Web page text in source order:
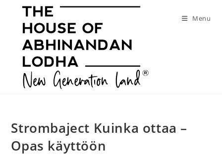
Menu
Strombaject Kuinka ottaa –
Opas käyttöön